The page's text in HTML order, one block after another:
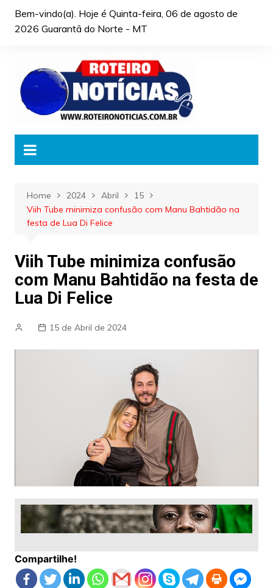
Bem-vindo(a). Hoje é Quinta-feira, 06 de agosto de
2026 Guarantã do Norte - MT
Home 2024 Abril
15
Viih Tube minimiza confusão com Manu Bahtidão na
festa de Lua Di Felice
Viih Tube minimiza confusão
com Manu Bahtidão na festa de
Lua Di Felice
15 de Abril de 2024
Compartilhe!